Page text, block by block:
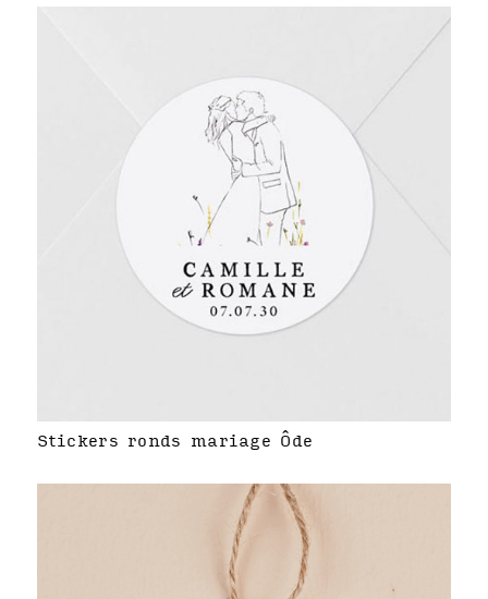
Stickers ronds mariage Ôde